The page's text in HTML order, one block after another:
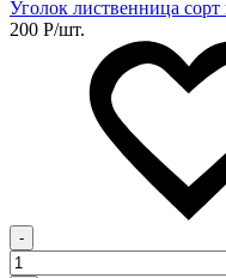
Уголок лиственница
200 Р/шт.
-